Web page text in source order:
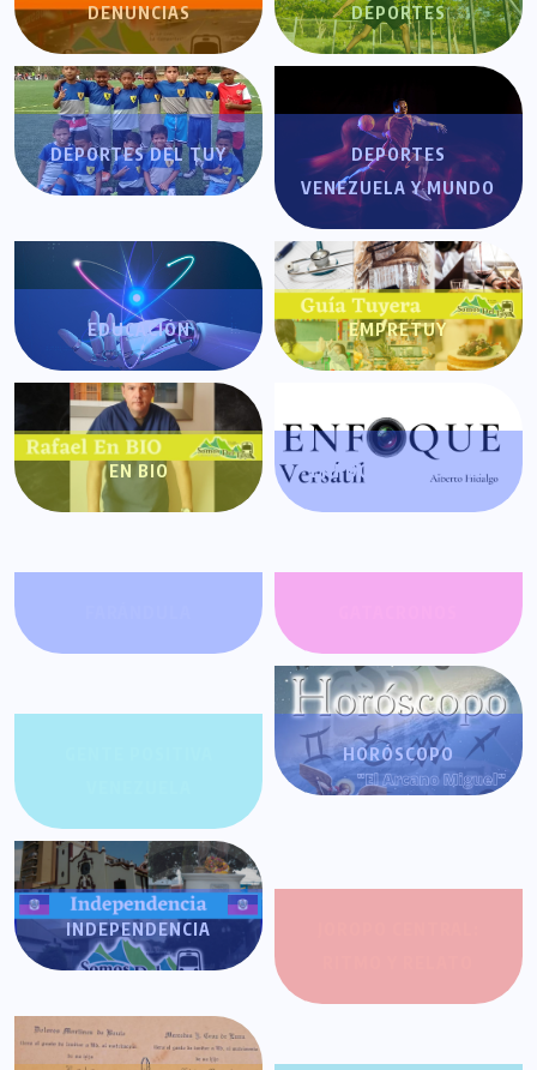
DENUNCIAS DEPORTES
DEPORTES DEL TUY
DEPORTES
VENEZUELA Y MUNDO
EDUCACIÓN EMPRETUY
EN BIO ENFOQUE VERSÁTIL
HORÓSCOPO
INDEPENDENCIA